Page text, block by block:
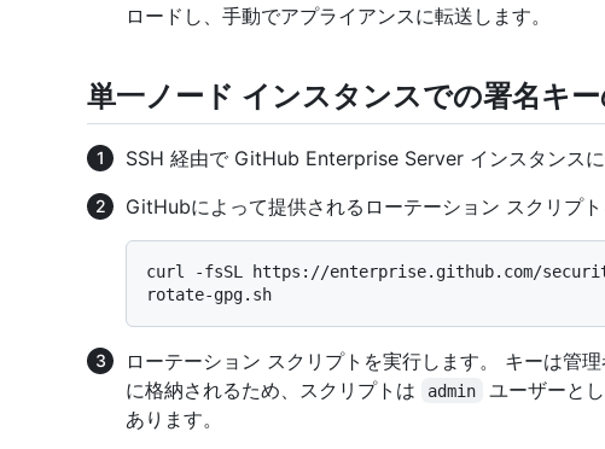
ロードし、手動でアプライアンスに転送します。
単一ノード インスタンスでの署名キ
SSH 経由で GitHub Enterprise Server インスタンスに
GitHubによって提供されるローテーション スクリプト
curl -fsSL https://enterprise.github.com/
ローテーション スクリプトを実行します。 キーは管
に格納されるため、スクリプトは
admin ユーザーと
あります。